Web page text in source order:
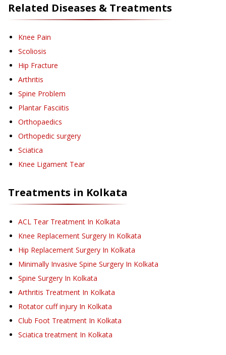
Related Diseases & Treatments
Knee Pain
Scoliosis
Hip Fracture
Arthritis
Spine Problem
Plantar Fasciitis
Orthopaedics
Orthopedic surgery
Sciatica
Knee Ligament Tear
Treatments in Kolkata
ACL Tear Treatment In Kolkata
Knee Replacement Surgery In Kolkata
Hip Replacement Surgery In Kolkata
Minimally Invasive Spine Surgery In Kolkata
Spine Surgery In Kolkata
Arthritis Treatment In Kolkata
Rotator cuff injury In Kolkata
Club Foot Treatment In Kolkata
Sciatica treatment In Kolkata